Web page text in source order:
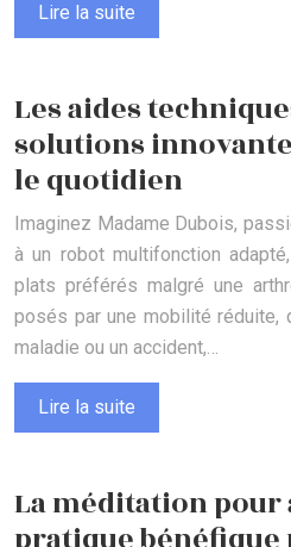
Lire la suite
Les aides
solutions
le quotidien
Imaginez Madame Dubois,
à un robot multifonction
plats préférés malgré une
posés par une mobilité réduite,
maladie ou un accident,…
Lire la suite
La méditation pour